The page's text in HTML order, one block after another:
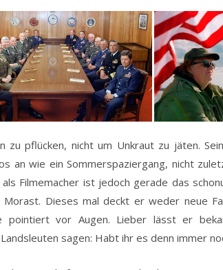
zu pflücken, nicht um Unkraut zu jäten.
an wie ein Sommerspaziergang, nicht
Filmemacher ist jedoch gerade das
Dieses mal deckt er weder neue
pointiert vor Augen. Lieber lässt er
sagen: Habt ihr es denn immer